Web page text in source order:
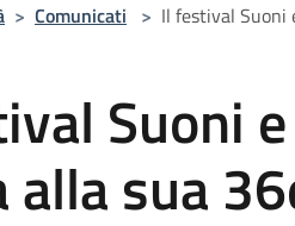
> Comunicati > Il festival Suoni
Suoni
sua